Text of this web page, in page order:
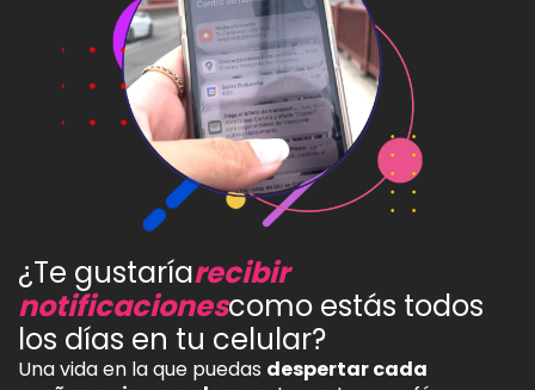
¿Te gustaríarecibir
notificacionescomo estás todos
los días en tu celular?
Una vida en la que puedas despertar cada